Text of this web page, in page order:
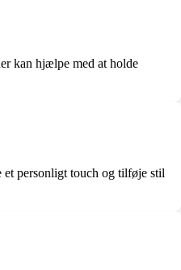
kan hjælpe med at holde
et personligt touch og tilføje stil